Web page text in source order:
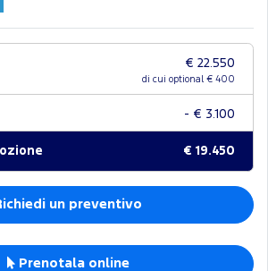
€ 22.550
di cui optional € 400
- € 3.100
€ 19.450
un preventivo
Prenotala online